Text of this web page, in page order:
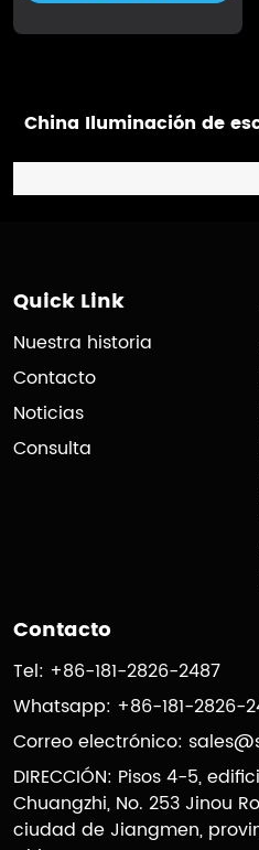
China Iluminación de
Quick Link
Nuestra historia
Contacto
Noticias
Consulta
Contacto
Tel: +86-181-2826-2487
Whatsapp: +86-181-2826-
Correo electrónico:
DIRECCIÓN: Pisos 4-5,
Chuangzhi, No. 253 Jinou
ciudad de Jiangmen,